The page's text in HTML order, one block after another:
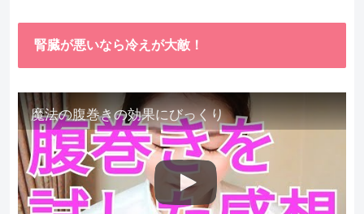
腎臓が悪いなら冷えが大敵！
魔法の腹巻きの効果にびっくり